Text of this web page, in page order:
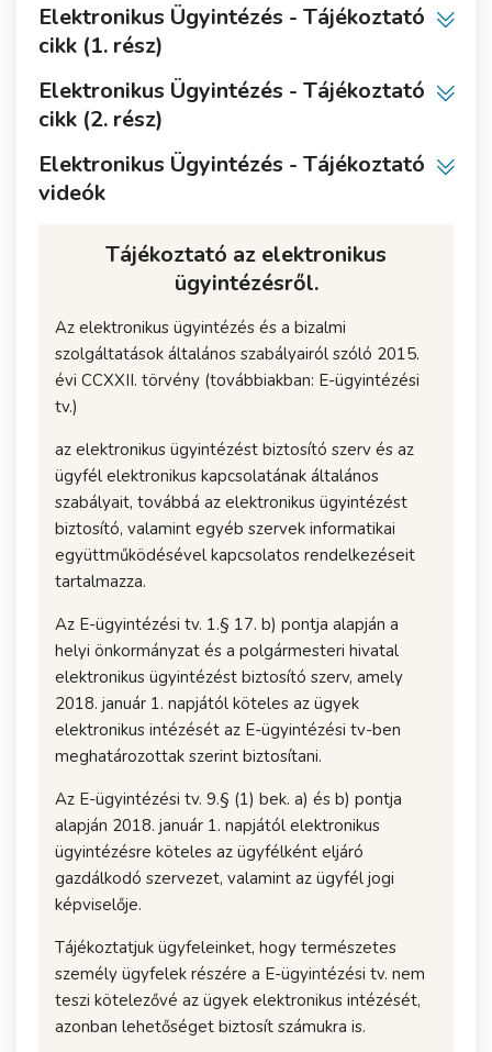
Elektronikus Ügyintézés - Tájékoztató
cikk (1. rész)
Elektronikus Ügyintézés - Tájékoztató
cikk (2. rész)
Elektronikus Ügyintézés - Tájékoztató
videók
Tájékoztató az elektronikus
ügyintézésről.
Az elektronikus ügyintézés és a bizalmi
szolgáltatások általános szabályairól szóló 2015.
évi CCXXII. törvény (továbbiakban: E-ügyintézési
tv.)
az elektronikus ügyintézést biztosító szerv és az
ügyfél elektronikus kapcsolatának általános
szabályait, továbbá az elektronikus ügyintézést
biztosító, valamint egyéb szervek informatikai
együttműködésével kapcsolatos rendelkezéseit
tartalmazza.
Az E-ügyintézési tv. 1.§ 17. b) pontja alapján a
helyi önkormányzat és a polgármesteri hivatal
elektronikus ügyintézést biztosító szerv, amely
2018. január 1. napjától köteles az ügyek
elektronikus intézését az E-ügyintézési tv-ben
meghatározottak szerint biztosítani.
Az E-ügyintézési tv. 9.§ (1) bek. a) és b) pontja
alapján 2018. január 1. napjától elektronikus
ügyintézésre köteles az ügyfélként eljáró
gazdálkodó szervezet, valamint az ügyfél jogi
képviselője.
Tájékoztatjuk ügyfeleinket, hogy természetes
személy ügyfelek részére a E-ügyintézési tv. nem
teszi kötelezővé az ügyek elektronikus intézését,
azonban lehetőséget biztosít számukra is.